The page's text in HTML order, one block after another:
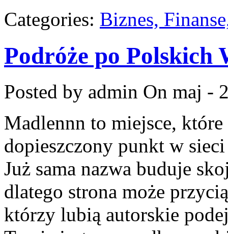
Categories: Biznes,
Podróże po Polskich
Posted by admin On maj -
Madlennn to miejsce,
dopieszczony punkt w
Już sama nazwa buduje
dlatego strona może
którzy lubią autorskie